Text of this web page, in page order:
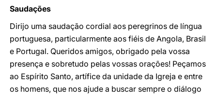
Saudações
Dirijo uma saudação cordial aos peregrinos de língua
portuguesa, particularmente aos fiéis de Angola, Brasil
e Portugal. Queridos amigos, obrigado pela vossa
presença e sobretudo pelas vossas orações! Peçamos
ao Espírito Santo, artífice da unidade da Igreja e entre
os homens, que nos ajude a buscar sempre o diálogo